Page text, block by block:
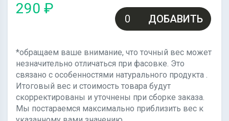
290 ₽
ДОБАВИТЬ
*обращаем ваше внимание, что точный вес может
незначительно отличаться при фасовке. Это
связано с особенностями натурального продукта .
Итоговый вес и стоимость товара будут
скорректированы и уточнены при сборке заказа.
Мы постараемся максимально приблизить вес к